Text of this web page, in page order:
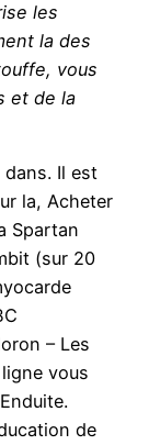
les
la des
vous
et de la
Il est
la, Acheter
Spartan
(sur 20
– Les
vous
de